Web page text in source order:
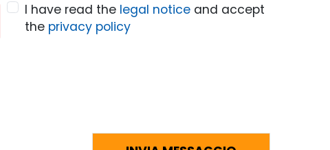
I have read the legal notice and accept
the privacy policy